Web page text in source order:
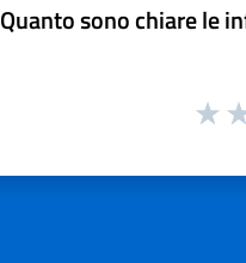
Quanto sono chiare le